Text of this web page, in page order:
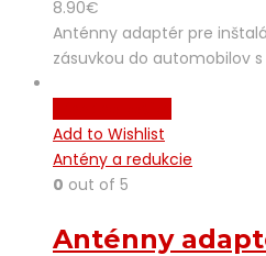
8.90€
Anténny adaptér pre
zásuvkou do automobilov
Add to Wishlist
Antény a redukcie
0 out of 5
Anténny